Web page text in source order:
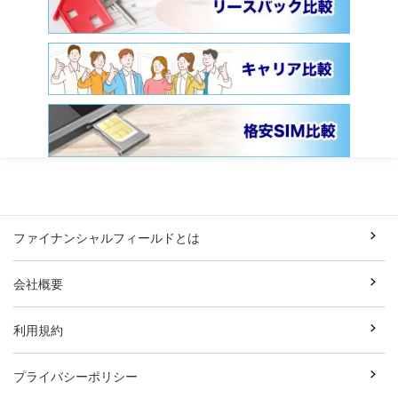
ファイナンシャルフィールドとは
会社概要
利用規約
プライバシーポリシー